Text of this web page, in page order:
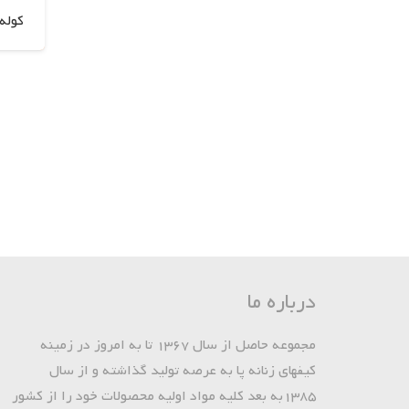
درباره ما
مجموعه حاصل از سال 1367 تا به امروز در زمینه
کیفهای زنانه پا به عرصه تولید گذاشته و از سال
1385به بعد کلیه مواد اولیه محصولات خود را از کشور